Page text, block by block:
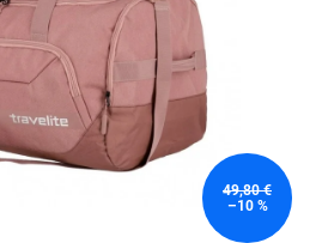
49,80 €
–10 %